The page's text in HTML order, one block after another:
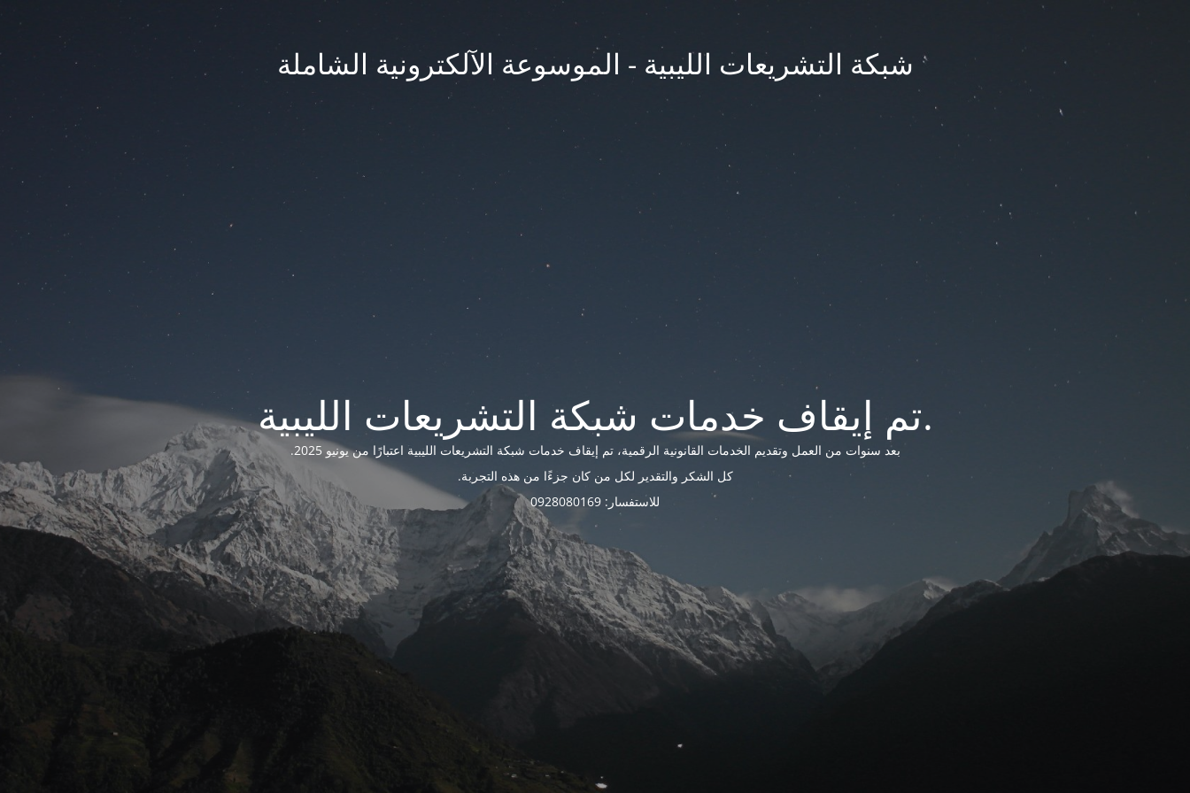
شبكة التشريعات الليبية - الموسوعة الآلكترونية الشاملة
تم إيقاف خدمات شبكة التشريعات الليبية.
بعد سنوات من العمل وتقديم الخدمات القانونية الرقمية، تم إيقاف خدمات شبكة التشريعات الليبية اعتبارًا من يونيو 2025.
كل الشكر والتقدير لكل من كان جزءًا من هذه التجربة.
للاستفسار: 0928080169